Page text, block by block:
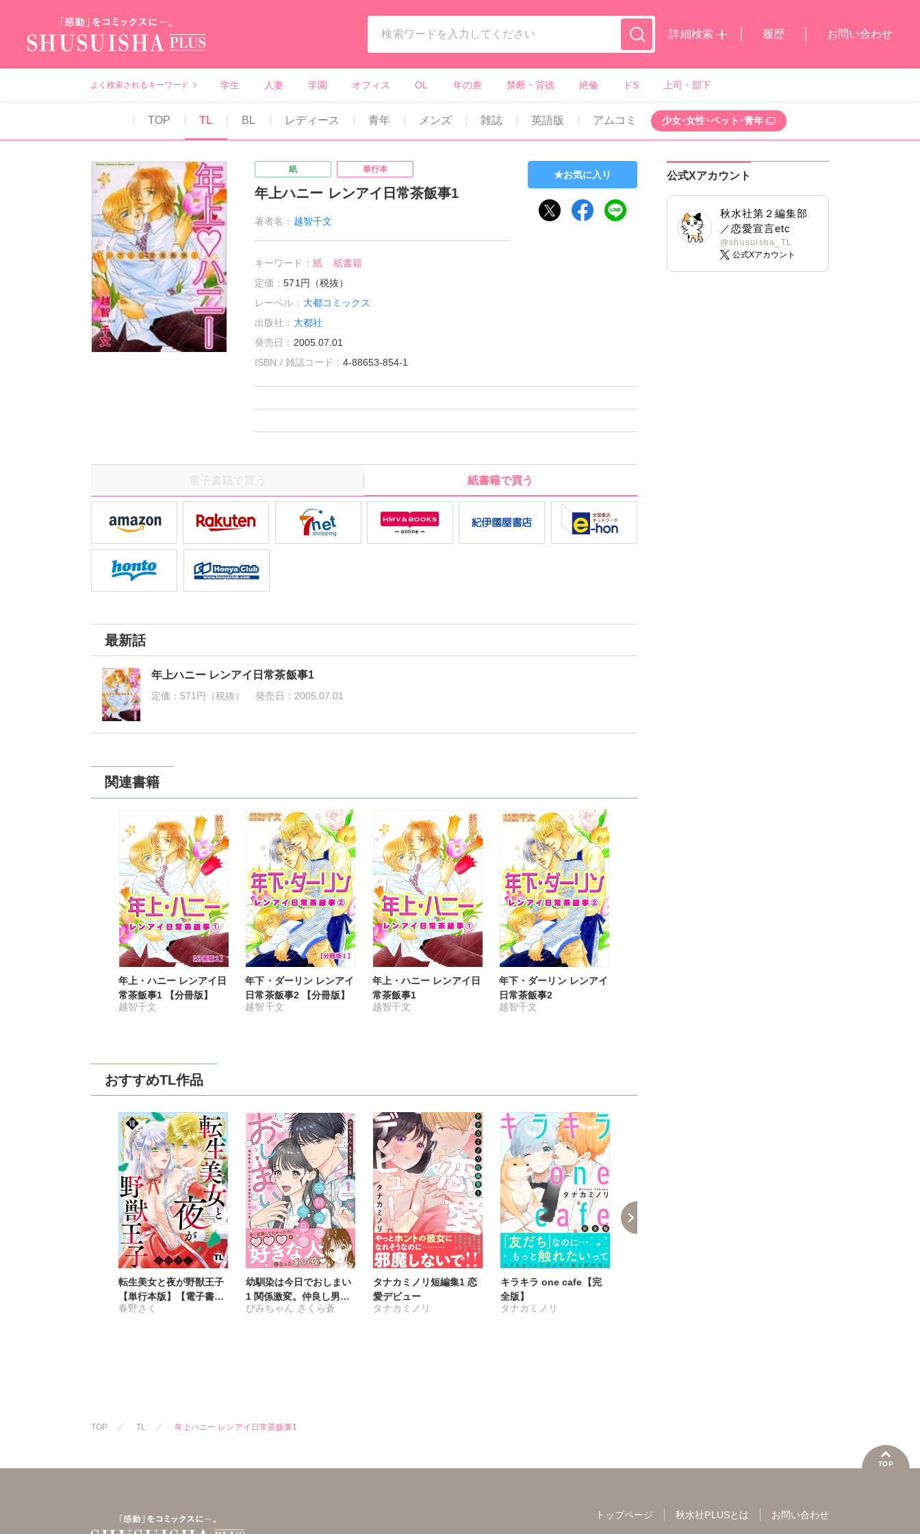
詳細検索
履歴 お問い合わせ
よく検索されるキーワード 学生 人妻 学園 オフィス OL 年の差 禁断・背徳 絶倫 ドS 上司・部下
TOP TL BL レディース 青年 メンズ 雑誌 英語版 アムコミ 少女･女性･ペット･青年
紙 単行本
年上ハニー レンアイ日常茶飯事1
著者名： 越智千文
キーワード： 紙
紙書籍
定価：571円（税抜）
レーベル： 大都コミックス
出版社： 大都社
発売日： 2005.07.01
ISBN / 雑誌コード： 4-88653-854-1
お気に入り
電子書籍で買う 紙書籍で買う
最新話
年上ハニー レンアイ日常茶飯事1
定価： 571円（税抜） 発売日： 2005.07.01
関連書籍
年上・ハニー レンアイ日
常茶飯事1 【分冊版】
越智千文
年下・ダーリン レンアイ
日常茶飯事2 【分冊版】
越智千文
年上・ハニー レンアイ日
常茶飯事1
越智千文
年下・ダーリン レンアイ
日常茶飯事2
越智千文
おすすめTL作品
転生美女と夜が野獣王子
【単行本版】【電子書店
限定特典付き】7
春野さく
幼馴染は今日でおしまい
1 関係激変。仲良し男子
が溺愛彼氏になった夜
ぴみちゃん さくら蒼
タナカミノリ短編集1 恋
愛デビュー
タナカミノリ
キラキラ one cafe【完
全版】
タナカミノリ
公式Xアカウント
秋水社第２編集部
／恋愛宣言etc
@shusuisha_TL
公式Xアカウント
TOP TL 年上ハニー レンアイ日常茶飯事1
TOP
トップページ 秋水社PLUSとは お問い合わせ